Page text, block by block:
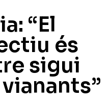
“El
és
sigui